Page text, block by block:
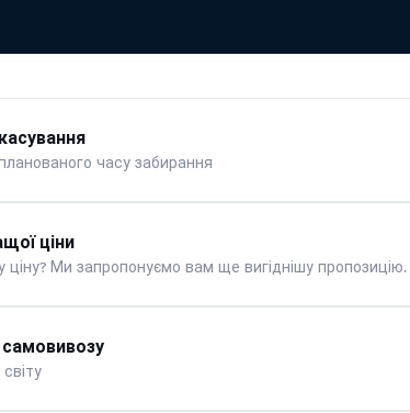
часу забирання
ціни
ціну? Ми запропонуємо вам ще вигіднішу пропозицію.